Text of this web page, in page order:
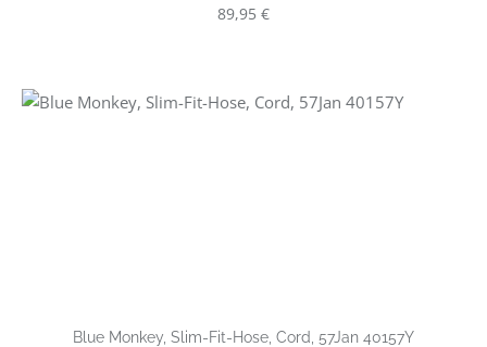
Regulärer Preis:
89,95 €
Blue Monkey, Slim-Fit-Hose, Cord, 57Jan 40157Y